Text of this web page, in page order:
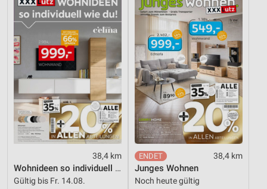
38,4 km
Wohnideen so individuell wie du!
Gültig bis Fr. 14.08.
38,4 km
Junges Wohnen
Noch heute gültig